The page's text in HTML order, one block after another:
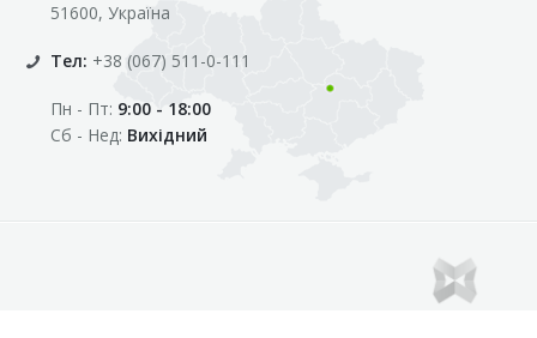
51600, Україна
Тел: +38 (067) 511-0-111
Пн - Пт: 9:00 - 18:00
Сб - Нед: Вихідний